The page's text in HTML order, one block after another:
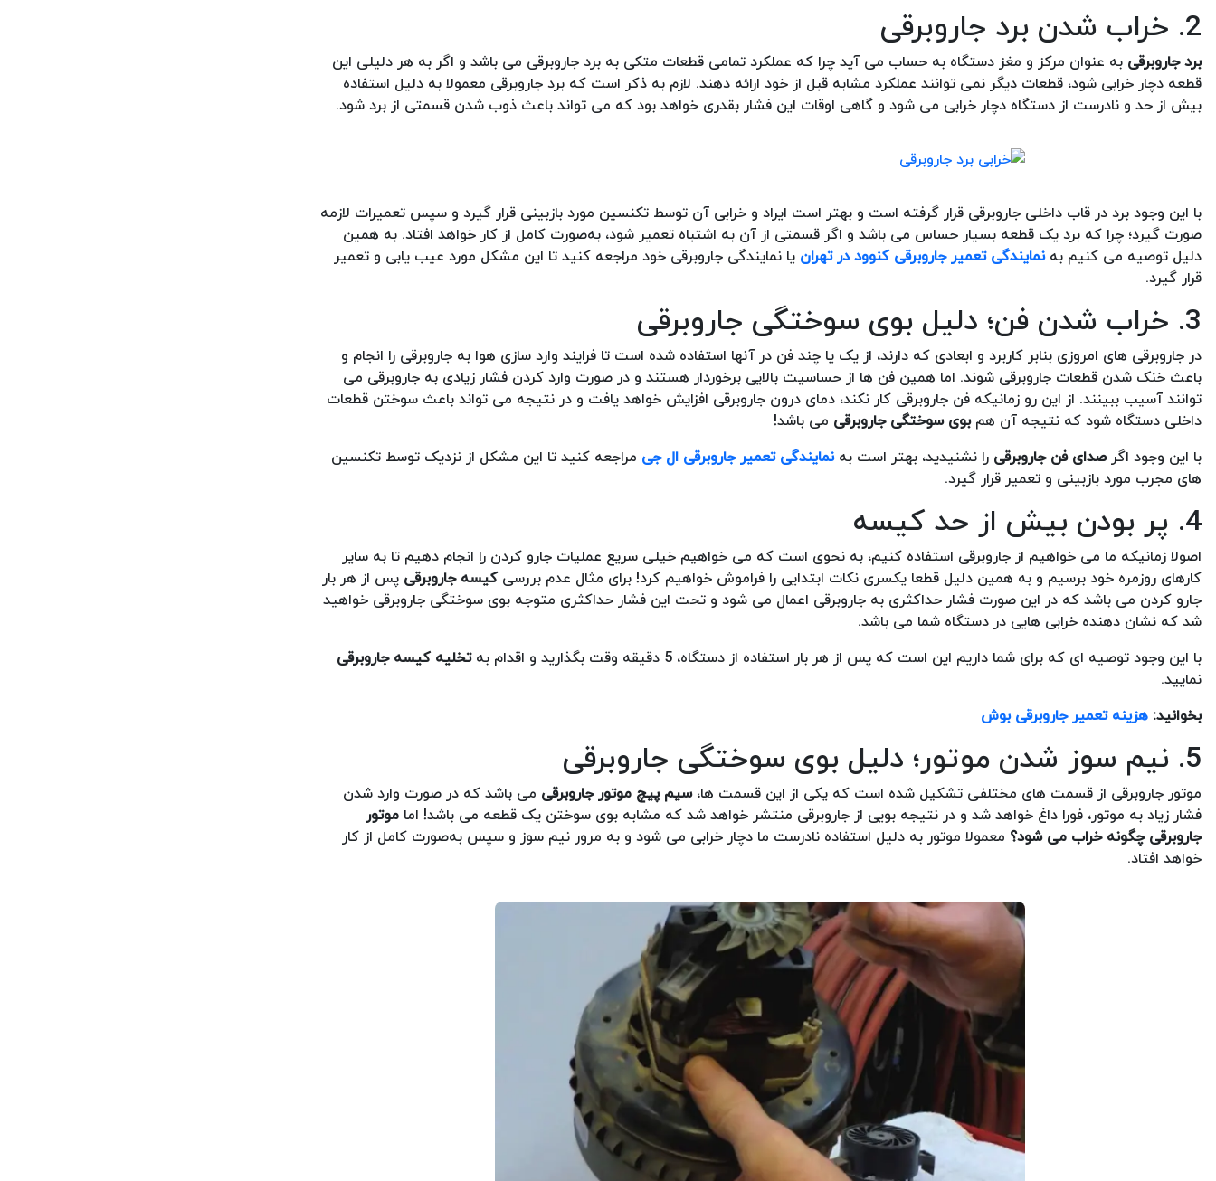
2. خراب شدن برد جاروبرقی
برد جاروبرقی به عنوان مرکز و مغز دستگاه به حساب می آید چرا که عملکرد تمامی قطعات متکی به برد جاروبرقی می باشد و اگر به هر دلیلی این
قطعه دچار خرابی شود، قطعات دیگر نمی توانند عملکرد مشابه قبل از خود ارائه دهند. لازم به ذکر است که برد جاروبرقی معمولا به دلیل استفاده
بیش از حد و نادرست از دستگاه دچار خرابی می شود و گاهی اوقات این فشار بقدری خواهد بود که می تواند باعث ذوب شدن قسمتی از برد شود.
با این وجود برد در قاب داخلی جاروبرقی قرار گرفته است و بهتر است ایراد و خرابی آن توسط تکنسین مورد بازبینی قرار گیرد و سپس تعمیرات لازمه
صورت گیرد؛ چرا که برد یک قطعه بسیار حساس می باشد و اگر قسمتی از آن به اشتباه تعمیر شود، به‌صورت کامل از کار خواهد افتاد. به همین
دلیل توصیه می کنیم بهنمایندگی تعمیر جاروبرقی کنوود در تهران یا نمایندگی جاروبرقی خود مراجعه کنید تا این مشکل مورد عیب یابی و تعمیر
قرار گیرد.
3. خراب شدن فن؛ دلیل بوی سوختگی جاروبرقی
در جاروبرقی های امروزی بنابر کاربرد و ابعادی که دارند، از یک یا چند فن در آنها استفاده شده است تا فرایند وارد سازی هوا به جاروبرقی را انجام و
باعث خنک شدن قطعات جاروبرقی شوند. اما همین فن ها از حساسیت بالایی برخوردار هستند و در صورت وارد کردن فشار زیادی به جاروبرقی می
توانند آسیب ببینند. از این رو زمانیکه فن جاروبرقی کار نکند، دمای درون جاروبرقی افزایش خواهد یافت و در نتیجه می تواند باعث سوختن قطعات
داخلی دستگاه شود که نتیجه آن همبوی سوختگی جاروبرقی می باشد!
با این وجود اگرصدای فن جاروبرقی را نشنیدید، بهتر است بهنمایندگی تعمیر جاروبرقی ال جی مراجعه کنید تا این مشکل از نزدیک توسط تکنسین
های مجرب مورد بازبینی و تعمیر قرار گیرد.
4. پر بودن بیش از حد کیسه
اصولا زمانیکه ما می خواهیم از جاروبرقی استفاده کنیم، به نحوی است که می خواهیم خیلی سریع عملیات جارو کردن را انجام دهیم تا به سایر
کارهای روزمره خود برسیم و به همین دلیل قطعا یکسری نکات ابتدایی را فراموش خواهیم کرد! برای مثال عدم بررسیکیسه جاروبرقی پس از هر بار
جارو کردن می باشد که در این صورت فشار حداکثری به جاروبرقی اعمال می شود و تحت این فشار حداکثری متوجه بوی سوختگی جاروبرقی خواهید
شد که نشان دهنده خرابی هایی در دستگاه شما می باشد.
با این وجود توصیه ای که برای شما داریم این است که پس از هر بار استفاده از دستگاه، 5 دقیقه وقت بگذارید و اقدام به
تخلیه کیسه جاروبرقی
نمایید.
بخوانید: هزینه تعمیر جاروبرقی بوش
5. نیم سوز شدن موتور؛ دلیل بوی سوختگی جاروبرقی
موتور جاروبرقی از قسمت های مختلفی تشکیل شده است که یکی از این قسمت ها،سیم پیچ موتور جاروبرقی می باشد که در صورت وارد شدن
فشار زیاد به موتور، فورا داغ خواهد شد و در نتیجه بویی از جاروبرقی منتشر خواهد شد که مشابه بوی سوختن یک قطعه می باشد! اما موتور
جاروبرقی چگونه خراب می شود؟ معمولا موتور به دلیل استفاده نادرست ما دچار خرابی می شود و به مرور نیم سوز و سپس به‌صورت کامل از کار
خواهد افتاد.